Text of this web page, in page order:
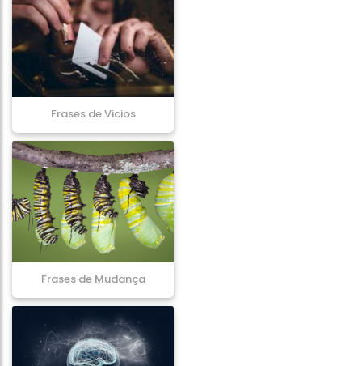
Frases de Vicios
Frases de Mudança